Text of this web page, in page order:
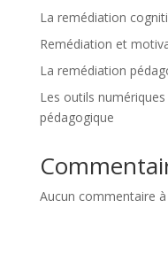
La remédiation
Remédiation et
La remédiation
Les outils
pédagogique
Aucun commentaire